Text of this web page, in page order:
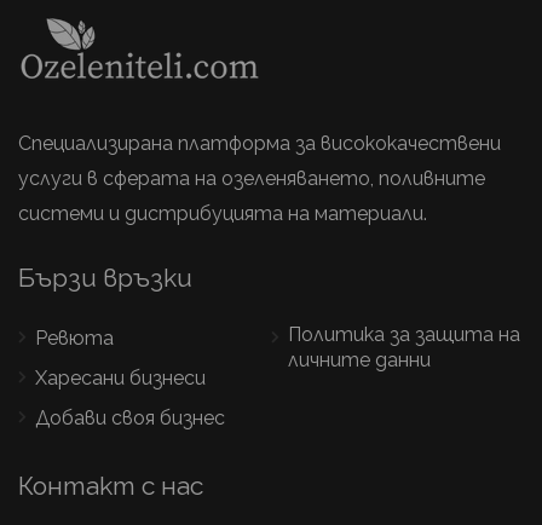
Специализирана платформа за висококачествени
услуги в сферата на озеленяването, поливните
системи и дистрибуцията на материали.
Бързи връзки
Ревюта
Харесани бизнеси
Добави своя бизнес
Политика за защита на
личните данни
Контакт с нас